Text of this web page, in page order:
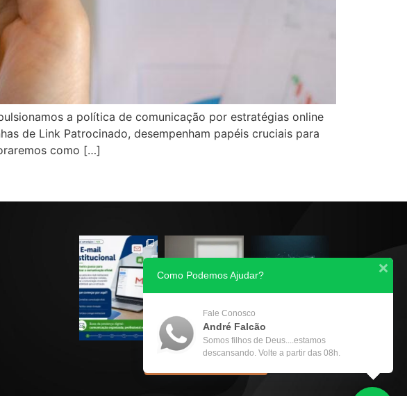
a política de comunicação por estratégias online
de Link Patrocinado, desempenham papéis cruciais para
como […]
Como Podemos Ajudar?
Fale Conosco
André Falcão
Somos filhos de Deus....estamos
descansando. Volte a partir das 08h.